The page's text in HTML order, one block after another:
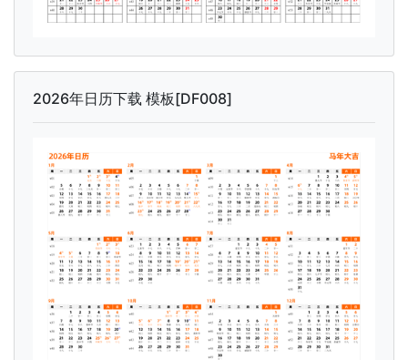
2026年日历下载 模板[DF008]